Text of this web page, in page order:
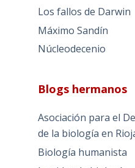
Los fallos de Darwin
Máximo Sandín
Núcleodecenio
Blogs hermanos
Asociación para el
de la biología en
Biología humanista